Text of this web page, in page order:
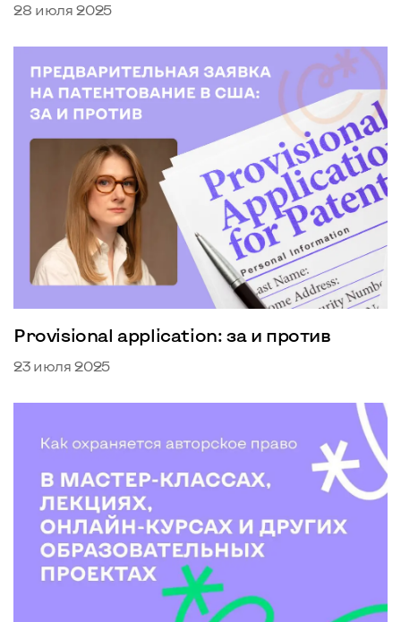
28 июля 2025
Provisional application: за и против
23 июля 2025